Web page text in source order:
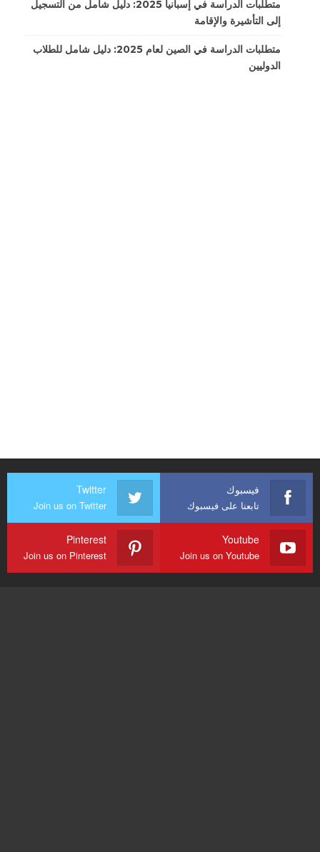
متطلبات الدراسة في إسبانيا 2025: دليل شامل من التسجيل
إلى التأشيرة والإقامة
متطلبات الدراسة في الصين لعام 2025: دليل شامل للطلاب
الدوليين
فيسبوك
تابعنا على فيسبوك
Twitter
Join us on Twitter
Youtube
Join us on Youtube
Pinterest
Join us on Pinterest